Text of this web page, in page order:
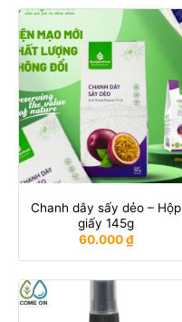
Chanh dây sấy dẻo – Hộp
giấy 145g
60.000₫